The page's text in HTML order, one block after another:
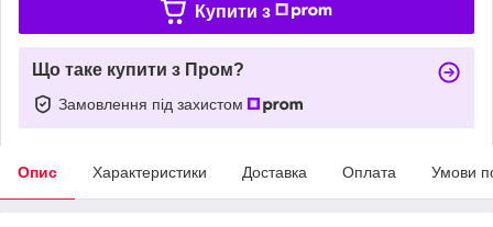
Купити з
Що таке купити з Пром?
Замовлення під захистом
Опис Характеристики Доставка Оплата Умови